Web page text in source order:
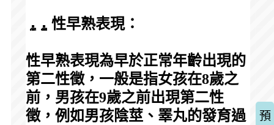
預
性早熟表現：
性早熟表現為早於正常年齡出現的
第二性徵，一般是指女孩在8歲之
前，男孩在9歲之前出現第二性
徵，例如男孩陰莖、睪丸的發育過